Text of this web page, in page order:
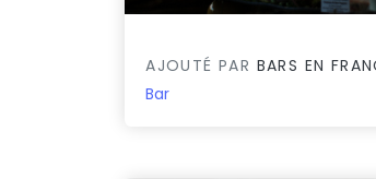
AJOUTÉ PAR BARS EN
Bar